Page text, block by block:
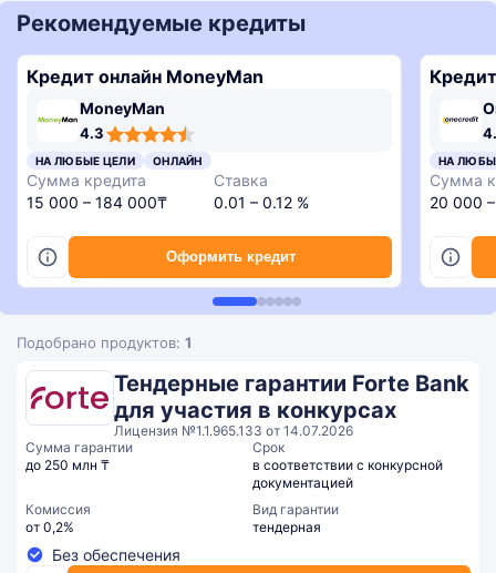
Рекомендуемые кредиты
Кредит онлайн MoneyMan
MoneyMan
4.3
НА ЛЮБЫЕ ЦЕЛИ ОНЛАЙН
Сумма кредита
15 000 – 184 000₸
Ставка
0.01 – 0.12 %
Оформить кредит
НА
Сумма
20 000
rating
Подобрано продуктов: 1
Тендерные гарантии Forte Bank
для участия в конкурсах
Лицензия №1.1.965.133 от 14.07.2026
Сумма гарантии
до 250 млн ₸
Срок
в соответствии с конкурсной
документацией
Комиссия
от 0,2%
Вид гарантии
тендерная
Без обеспечения